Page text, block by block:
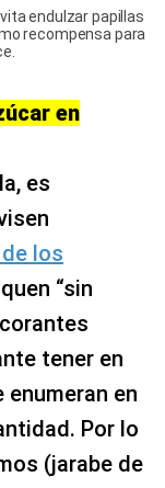
endulzar papillas
recompensa para
en
es
los
“sin
tener en
en
Por lo
(jarabe de